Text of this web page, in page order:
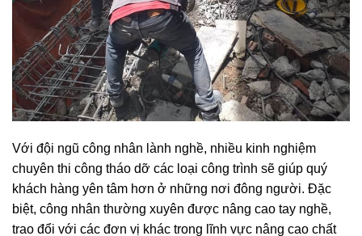
Với đội ngũ công nhân lành nghề, nhiều kinh nghiệm
chuyên thi công tháo dỡ các loại công trình sẽ giúp quý
khách hàng yên tâm hơn ở những nơi đông người. Đặc
biệt, công nhân thường xuyên được nâng cao tay nghề,